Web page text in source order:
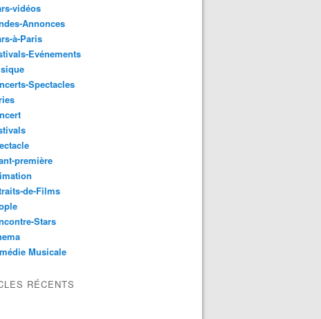
vidéos
Annonces
à-Paris
Evénements
Spectacles
première
de-Films
Stars
Musicale
RÉCENTS